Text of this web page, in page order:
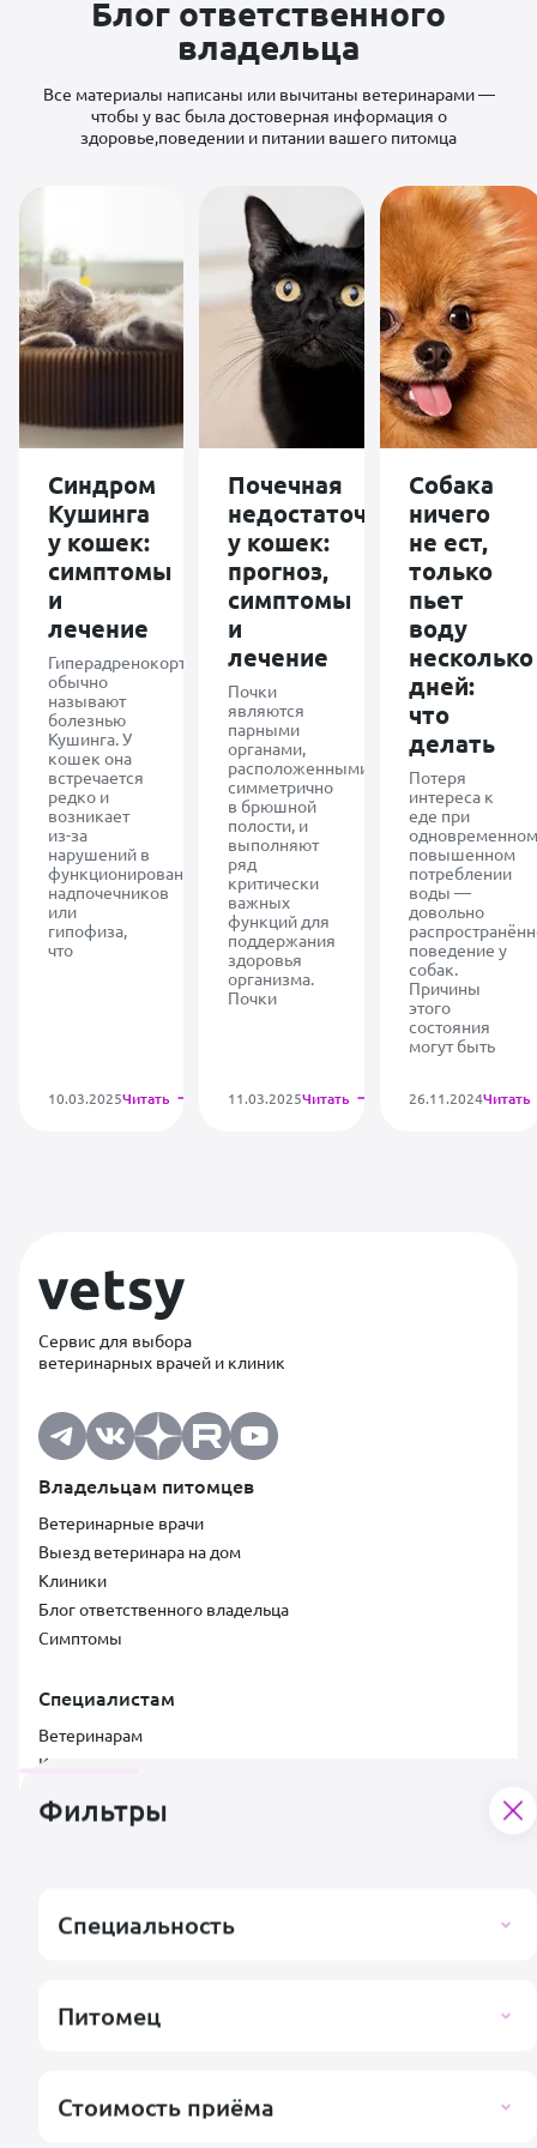
Фильтры
Специальность
Питомец
Стоимость приёма
кто бы нам
уделил столько
разьяснял ? А
здесь в
спокойной
буду
руководствоваться
указаниями
очень
хорошего
знающего
специалиста.
специалиста
Блог ответственного
владельца
Все материалы написаны или вычитаны ветеринарами —
чтобы у вас была достоверная информация о
здоровье,поведении и питании вашего питомца
Синдром
Кушинга
у кошек:
симптомы
и
лечение
Гиперадренокортицизм1
обычно
называют
болезнью
Кушинга. У
кошек она
встречается
редко и
возникает
из-за
нарушений в
функционировании
надпочечников
или
гипофиза,
что
10.03.2025Читать
Почечная
недостаточность
у кошек:
прогноз,
симптомы
и
лечение
Почки
являются
парными
органами,
расположенными
симметрично
в брюшной
полости, и
выполняют
ряд
критически
важных
функций для
поддержания
здоровья
организма.
Почки
11.03.2025Читать
Собака
ничего
не ест,
только
пьет
воду
несколько
дней:
что
делать
Потеря
интереса к
еде при
одновременном
повышенном
потреблении
воды —
довольно
поведение у
собак.
Причины
этого
состояния
могут быть
26.11.2024Читать
Сервис для выбора
ветеринарных врачей и клиник
Владельцам питомцев
Ветеринарные врачи
Выезд ветеринара на дом
Клиники
Блог ответственного владельца
Симптомы
Специалистам
Ветеринарам
Клиникам
Лицензионный договор
Заявка на подключение клиники
Контакты